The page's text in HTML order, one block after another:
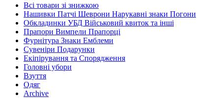
Всі товари зі знижкою
Нашивки Патчі Шеврони Нарукавні знаки Погони
Обкладинки УБД Військовий квиток та інші
Прапори Вимпели Прапорці
Фурнітура Знаки Емблеми
Сувеніри Подарунки
Екіпірування та Спорядження
Головні убори
Взуття
Одяг
Archive